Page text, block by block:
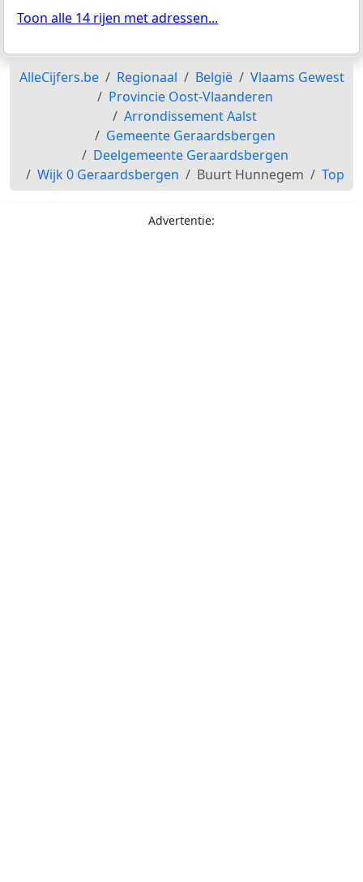
Toon alle 14 rijen met adressen...
AlleCijfers.be Regionaal België
Vlaams Gewest
Provincie Oost-Vlaanderen
Arrondissement Aalst
Gemeente Geraardsbergen
Deelgemeente Geraardsbergen
Wijk 0 Geraardsbergen
Buurt Hunnegem Top
Advertentie: